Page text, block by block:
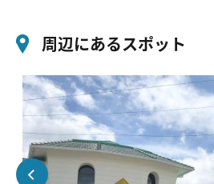
周辺にあるスポット